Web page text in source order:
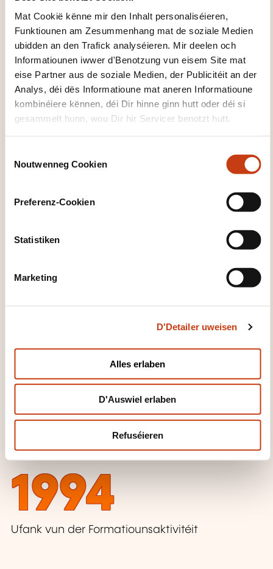
Mat Cookië kënne mir den Inhalt personaliséieren,
Funktiounen am Zesummenhang mat de soziale Medien
ubidden an den Trafick analyséieren. Mir deelen och
Informatiounen iwwer d'Benotzung vun eisem Site mat
eise Partner aus de soziale Medien, der Publicitéit an der
Analys, déi dës Informatioune mat aneren Informatioune
kombinéiere kënnen, déi Dir hinne ginn hutt oder déi si
gesammelt hunn, wou Dir hir Servicer benotzt hutt.
Noutwenneg Cookien
Preferenz-Cookien
Statistiken
Marketing
D'Detailer uweisen
Alles erlaben
D'Auswiel erlaben
Refuséieren
équipes
Nos offres d’accompagnement
Accompagnement de l’introduction d‘un
système de gestion de la santé en entreprise
Modération de cercles de santé comme
méthode participative pour établir une culture
sur la prévention des addictions et la promotion
Nous vous proposons un accompagnement
développement et la mise en oeuvre de votre projet
FORMATIOUNSDOMAINER
Gesondheet, Soziale Beräich
E PUER ZUELEN
1994
Ufank vun der Formatiounsaktivitéit